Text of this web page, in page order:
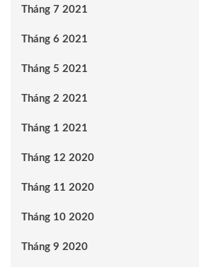
Tháng 7 2021
Tháng 6 2021
Tháng 5 2021
Tháng 2 2021
Tháng 1 2021
Tháng 12 2020
Tháng 11 2020
Tháng 10 2020
Tháng 9 2020